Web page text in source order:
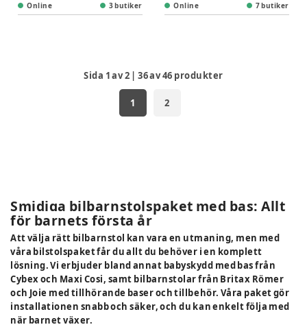
Online 3 butiker Online 7 butiker
Sida 1av2 |36av46 produkter
1 2
Smidiga bilbarnstolspaket med bas: Allt
för barnets första år
Att välja rätt bilbarnstol kan vara en utmaning, men med
våra bilstolspaket får du allt du behöver i en komplett
lösning. Vi erbjuder bland annat babyskydd med bas från
Cybex och Maxi Cosi, samt bilbarnstolar från Britax Römer
och Joie med tillhörande baser och tillbehör. Våra paket gör
installationen snabb och säker, och du kan enkelt följa med
när barnet växer.